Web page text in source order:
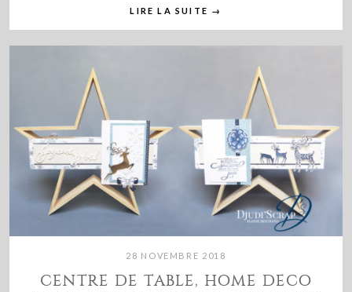
LIRE LA SUITE →
28 NOVEMBRE 2018
CENTRE DE TABLE, HOME DECO